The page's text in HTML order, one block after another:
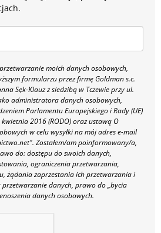
moich danych osobowych,
formularzu przez firmę Goldman s.c.
Sęk-Klauz z siedzibą w Tczewie przy ul.
administratora danych osobowych,
Parlamentu Europejskiego i Rady (UE)
2016 (RODO) oraz ustawą O
w celu wysyłki na mój adres e-mail
Zostałem/am poinformowany/a,
do: dostępu do swoich danych,
ograniczenia przetwarzania,
żądania zaprzestania ich przetwarzania i
danych, prawo do „bycia
danych osobowych.